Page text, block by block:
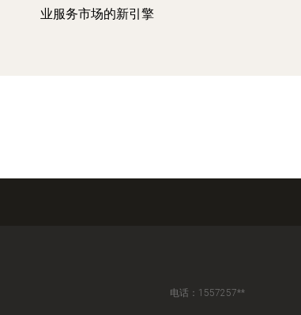
业服务市场的新引擎
电话：1557257**